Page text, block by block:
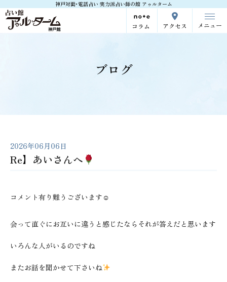
神戸対面･電話占い 実力派占い師の館 アゥルターム
コラム アクセス メニュー
ブログ
2026年06月06日
Re】あいさんへ
コメント有り難うございます☺
会って直ぐにお互いに違うと感じたならそれが答えだと思います
いろんな人がいるのですね
またお話を聞かせて下さいね